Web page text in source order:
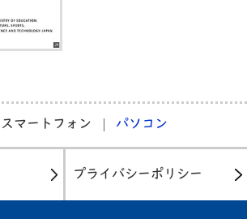
スマートフォン パソコン
プライバシーポリシー